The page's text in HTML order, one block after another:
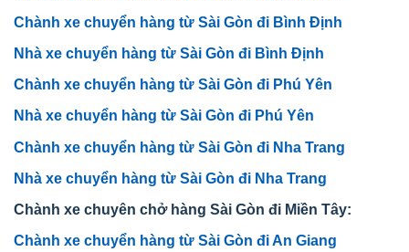
Chành xe chuyển hàng từ Sài Gòn đi Bình Định
Nhà xe chuyển hàng từ Sài Gòn đi Bình Định
Chành xe chuyển hàng từ Sài Gòn đi Phú Yên
Nhà xe chuyển hàng từ Sài Gòn đi Phú Yên
Chành xe chuyển hàng từ Sài Gòn đi Nha Trang
Nhà xe chuyển hàng từ Sài Gòn đi Nha Trang
Chành xe chuyên chở hàng Sài Gòn đi Miền Tây:
Chành xe chuyển hàng từ Sài Gòn đi An Giang